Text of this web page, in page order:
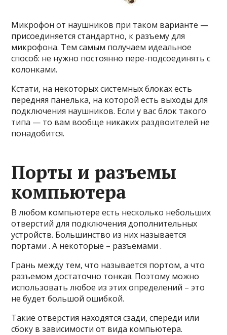
Микрофон от наушников при таком варианте —
присоединяется стандартно, к разъему для
микрофона. Тем самым получаем идеальное
способ: не нужно постоянно пере-подсоединять с
колонками.
Кстати, на некоторых системных блоках есть
передняя панелька, на которой есть выходы для
подключения наушников. Если у вас блок такого
типа — то вам вообще никаких раздвоителей не
понадобится.
Порты и разъемы
компьютера
В любом компьютере есть несколько небольших
отверстий для подключения дополнительных
устройств. Большинство из них называется
портами . А некоторые – разъемами .
Грань между тем, что называется портом, а что
разъемом достаточно тонкая. Поэтому можно
использовать любое из этих определений – это
не будет большой ошибкой.
Такие отверстия находятся сзади, спереди или
сбоку в зависимости от вида компьютера.